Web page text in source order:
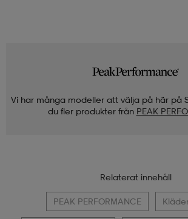
Vi har många modeller att välja på här på
du fler produkter från PEAK
Relaterat innehåll
PEAK PERFORMANCE